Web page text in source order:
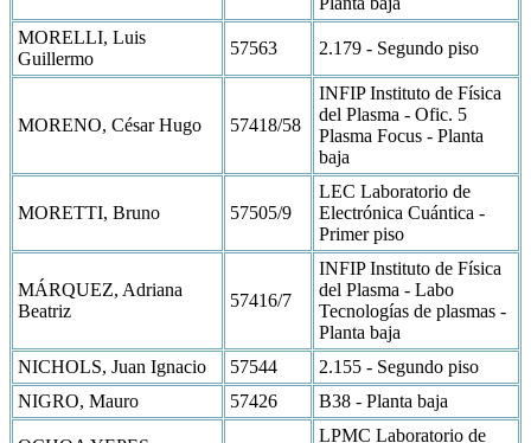
MORELLI, Luis
Guillermo
57563 2.179 - Segundo piso
MORENO, César Hugo 57418/58
INFIP Instituto de Física
del Plasma - Ofic. 5
Plasma Focus - Planta
baja
MORETTI, Bruno 57505/9
LEC Laboratorio de
Electrónica Cuántica -
Primer piso
MÁRQUEZ, Adriana
Beatriz
57416/7
INFIP Instituto de Física
del Plasma - Labo
Tecnologías de plasmas -
Planta baja
NICHOLS, Juan Ignacio
57544
2.155 - Segundo piso
NIGRO, Mauro
57426 B38 - Planta baja
LPMC Laboratorio de